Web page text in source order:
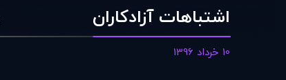
اشتباهات آزادکاران
10 خرداد 1396